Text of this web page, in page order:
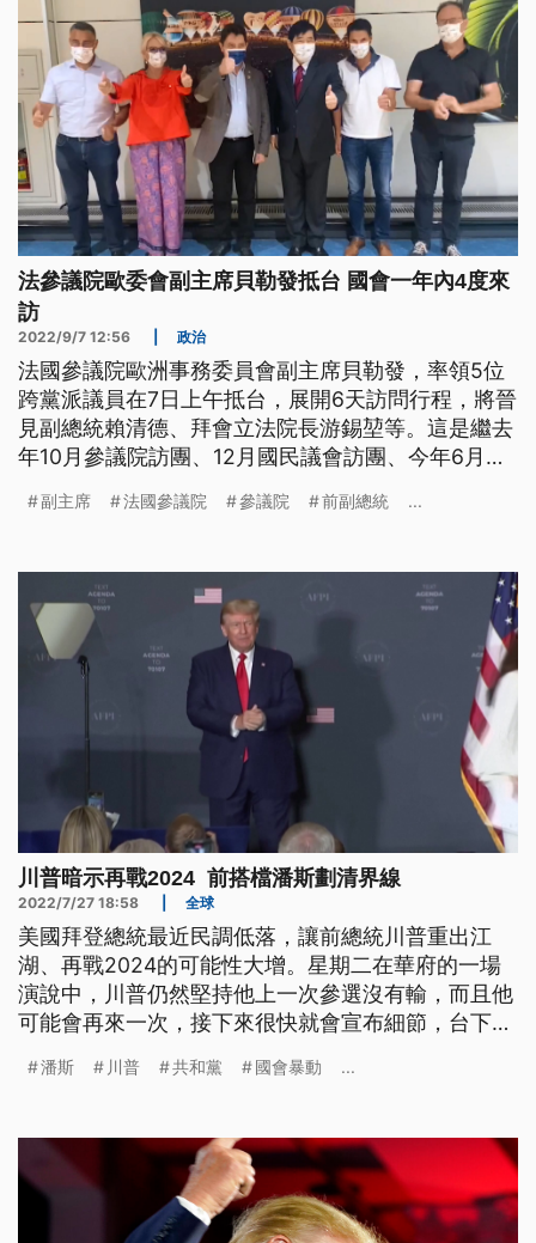
法參議院歐委會副主席貝勒發抵台 國會一年內4度來
訪
2022/9/7 12:56 政治
法國參議院歐洲事務委員會副主席貝勒發，率領5位
跨黨派議員在7日上午抵台，展開6天訪問行程，將晉
見副總統賴清德、拜會立法院長游錫堃等。這是繼去
年10月參議院訪團、12月國民議會訪團、今年6月參
發言人歐江安表示，「這彰顯出台灣跟法國友好的情
主席是台灣長期的友人，他支持台灣參與世界衛生大
會WHA，向來不遺餘力。
副主席 法國參議院 參議院 前副總統 ...
川普暗示再戰2024 前搭檔潘斯劃清界線
2022/7/27 18:58 全球
美國拜登總統最近民調低落，讓前總統川普重出江
湖、再戰2024的可能性大增。星期二在華府的一場
演說中，川普仍然堅持他上一次參選沒有輸，而且他
可能會再來一次，接下來很快就會宣布細節，台下激
潘斯 川普 共和黨 國會暴動 ...